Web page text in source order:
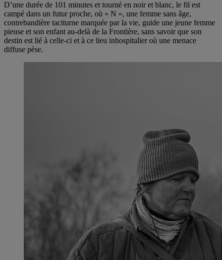
D’une durée de 101 minutes et tourné en noir et blanc, le fil est
campé dans un futur proche, où « N », une femme sans âge,
contrebandière taciturne marquée par la vie, guide une jeune femme
pieuse et son enfant au-delà de la Frontière, sans savoir que son
destin est lié à celle-ci et à ce lieu inhospitalier où une menace
diffuse pèse.